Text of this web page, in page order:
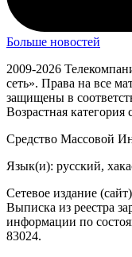
Больше новостей
2009-2026
сеть». Права на все
защищены в
Возрастная категория
Средство Массовой
Язык(и): русский,
Сетевое издание
Выписка из реестра
информации по
83024.